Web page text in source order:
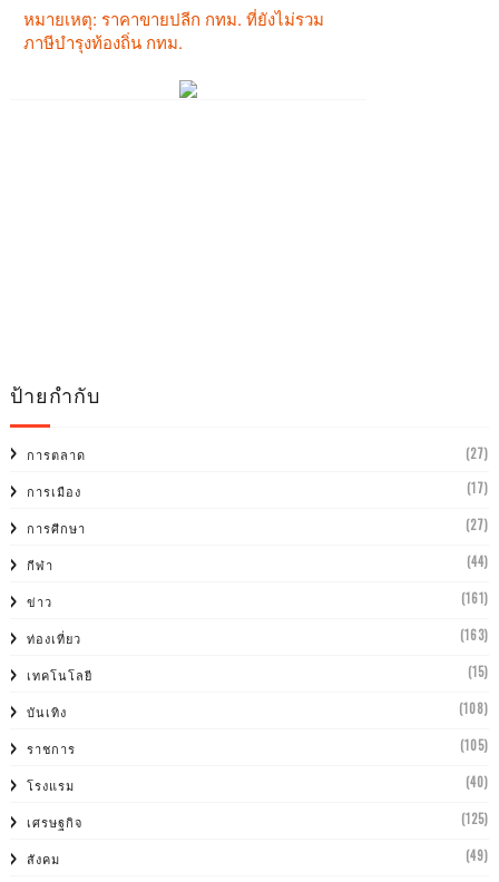
ป้ายกำกับ
การตลาด (27)
การเมือง (17)
การศีกษา (27)
กีฬา (44)
ข่าว (161)
ท่องเที่ยว (163)
เทคโนโลยี (15)
บันเทิง (108)
ราชการ (105)
โรงแรม (40)
เศรษฐกิจ (125)
สังคม (49)